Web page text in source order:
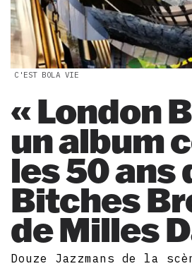
C'EST BOLA VIE
« London
un album
les 50 ans
Bitches
de Milles
Douze Jazzmans de la